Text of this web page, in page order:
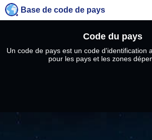
Base de code de pays
Code du pays
Un code de pays est un code d'identification
pour les pays et les zones